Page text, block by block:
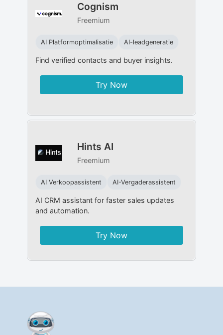
Cognism
Freemium
AI Platformoptimalisatie AI-leadgeneratie
Find verified contacts and buyer insights.
Try Now
Hints AI
Freemium
AI Verkoopassistent AI-Vergaderassistent
AI CRM assistant for faster sales updates
and automation.
Try Now